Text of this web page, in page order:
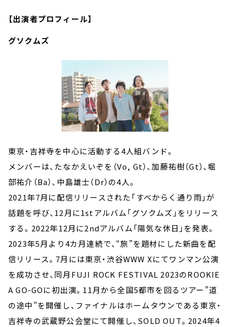
【出演者プロフィール】
グソクムズ
東京・吉祥寺を中心に活動する4人組バンド。
メンバーは、たなかえいぞを（Vo, Gt）、加藤祐樹（Gt）、堀
部祐介（Ba）、中島雄士（Dr）の4人。
2021年7月に配信リリースされた「すべからく通り雨」が
話題を呼び、12月に1stアルバム「グソクムズ」をリリース
する。2022年12月に2ndアルバム「陽気な休日」を発表。
2023年5月より4カ月連続で、“旅”を題材にした新曲を配
信リリース。7月には東京・渋谷WWW Xにてワンマン公演
を成功させ、同月FUJI ROCK FESTIVAL 2023のROOKIE
A GO-GOに初出演。11月から全国5都市を回るツアー”道
の途中”を開催し、ファイナルはホームタウンである東京・
吉祥寺の武蔵野公会堂にて開催し、SOLD OUT。2024年4